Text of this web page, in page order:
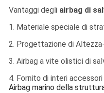
Vantaggi degli airbag di
1. Materiale speciale di
2. Progettazione di
3. Airbag a vite olistici di
4. Fornito di interi accessori
Airbag marino della